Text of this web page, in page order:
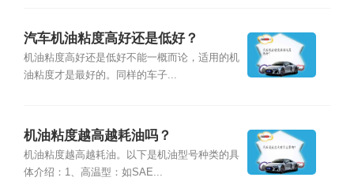
汽车机油粘度高好还是低好？
机油粘度高好还是低好不能一概而论，适用的机
油粘度才是最好的。同样的车子...
机油粘度越高越耗油吗？
机油粘度越高越耗油。以下是机油型号种类的具
体介绍：1、高温型：如SAE...